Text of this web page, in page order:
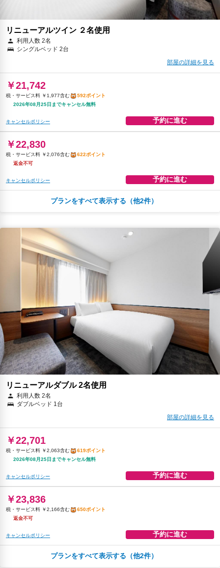
リニューアルツイン ２名使用
利用人数 2名
シングルベッド 2台
部屋の詳細を見る
￥21,742
税・サービス料 ￥1,977含む
592ポイント
2026年08月25日までキャンセル無料
キャンセルポリシー 予約に進む
￥22,830
税・サービス料 ￥2,076含む
622ポイント
返金不可
キャンセルポリシー 予約に進む
税・サービス料 ￥2,229含む
668ポイント
2026年08月25日までキャンセル無料
キャンセルポリシー
￥25,752
税・サービス料 ￥2,341含む
702ポイント
返金不可
予約に進む
プランをすべて表示する（他2件）
リニューアルダブル 2名使用
利用人数 2名
ダブルベッド 1台
部屋の詳細を見る
￥22,701
税・サービス料 ￥2,063含む
619ポイント
2026年08月25日までキャンセル無料
キャンセルポリシー 予約に進む
￥23,836
税・サービス料 ￥2,166含む
650ポイント
返金不可
キャンセルポリシー 予約に進む
プランをすべて表示する（他2件）